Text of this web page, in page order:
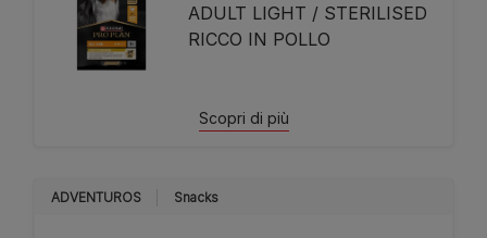
ADULT LIGHT / STERILISED
RICCO IN POLLO
Scopri di più
ADVENTUROS Snacks